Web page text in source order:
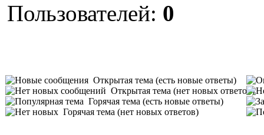
Пользователей: 0
Открытая тема (есть новые ответы)
Открытая тема (нет новых ответов)
Горячая тема (есть новые ответы)
Горячая тема (нет новых ответов)